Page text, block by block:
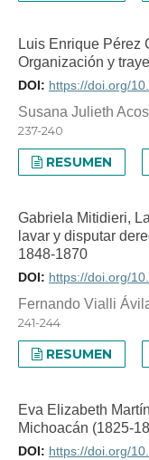
Luis Enrique Pérez
Organización y
DOI: https://doi.org/
Susana Julieth
237-240
RESUMEN
Gabriela Mitidieri,
lavar y disputar
1848-1870
DOI: https://doi.org/
Fernando Vialli
241-244
RESUMEN
Eva Elizabeth
Michoacán (1825-
DOI: https://doi.org/